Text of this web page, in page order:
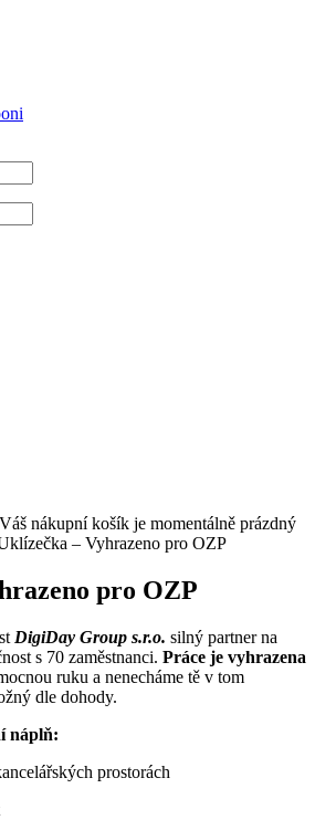
Váš nákupní košík je momentálně prázdný
– Vyhrazeno pro OZP
pro OZP
DigiDay Group s.r.o. silný partner na
s 70 zaměstnanci. Práce je vyhrazena
ruku a nenecháme tě v tom
dle dohody.
náplň:
prostorách